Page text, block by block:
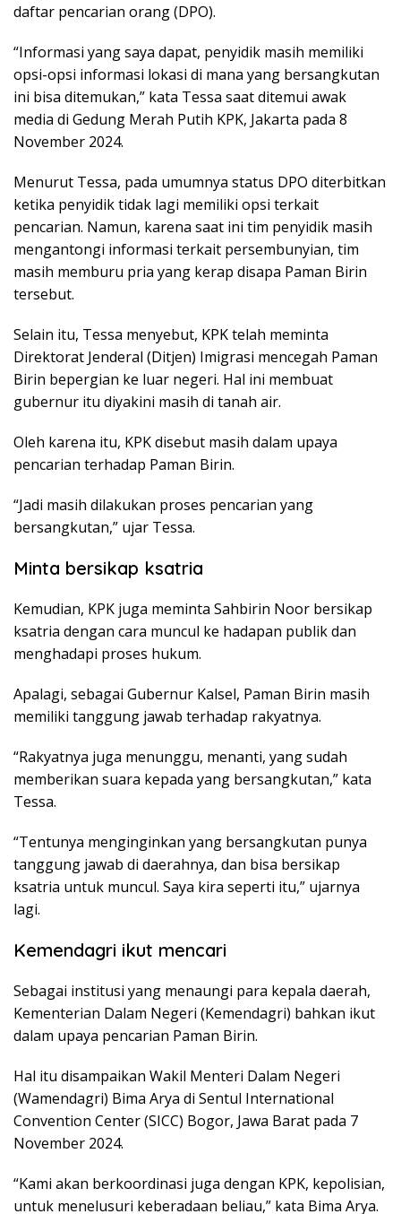
daftar pencarian orang (DPO).
“Informasi yang saya dapat, penyidik masih memiliki
opsi-opsi informasi lokasi di mana yang bersangkutan
ini bisa ditemukan,” kata Tessa saat ditemui awak
media di Gedung Merah Putih KPK, Jakarta pada 8
November 2024.
Menurut Tessa, pada umumnya status DPO diterbitkan
ketika penyidik tidak lagi memiliki opsi terkait
pencarian. Namun, karena saat ini tim penyidik masih
mengantongi informasi terkait persembunyian, tim
masih memburu pria yang kerap disapa Paman Birin
tersebut.
Selain itu, Tessa menyebut, KPK telah meminta
Direktorat Jenderal (Ditjen) Imigrasi mencegah Paman
Birin bepergian ke luar negeri. Hal ini membuat
gubernur itu diyakini masih di tanah air.
Oleh karena itu, KPK disebut masih dalam upaya
pencarian terhadap Paman Birin.
“Jadi masih dilakukan proses pencarian yang
bersangkutan,” ujar Tessa.
Minta bersikap ksatria
Kemudian, KPK juga meminta Sahbirin Noor bersikap
ksatria dengan cara muncul ke hadapan publik dan
menghadapi proses hukum.
Apalagi, sebagai Gubernur Kalsel, Paman Birin masih
memiliki tanggung jawab terhadap rakyatnya.
“Rakyatnya juga menunggu, menanti, yang sudah
memberikan suara kepada yang bersangkutan,” kata
Tessa.
“Tentunya menginginkan yang bersangkutan punya
tanggung jawab di daerahnya, dan bisa bersikap
ksatria untuk muncul. Saya kira seperti itu,” ujarnya
lagi.
Kemendagri ikut mencari
Sebagai institusi yang menaungi para kepala daerah,
Kementerian Dalam Negeri (Kemendagri) bahkan ikut
dalam upaya pencarian Paman Birin.
Hal itu disampaikan Wakil Menteri Dalam Negeri
(Wamendagri) Bima Arya di Sentul International
Convention Center (SICC) Bogor, Jawa Barat pada 7
November 2024.
“Kami akan berkoordinasi juga dengan KPK, kepolisian,
untuk menelusuri keberadaan beliau,” kata Bima Arya.